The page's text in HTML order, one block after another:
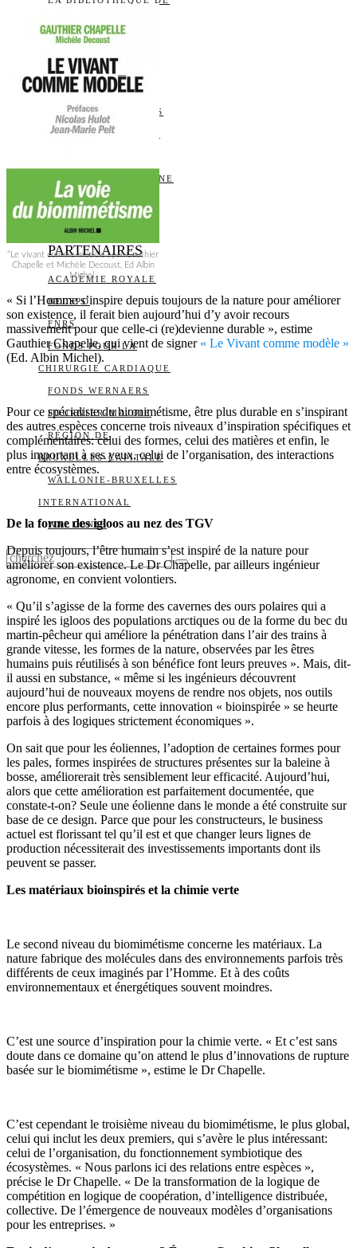
DAILY SCIENCE
CARTES BLANCHES
LES YEUX ET LES
OREILLES
LISTE DES ARTICLES
QUI SOMMES-NOUS?
ALERTE QUOTIDIENNE
NOUS CONTACTER
PARTENAIRES
ACADÉMIE ROYALE
BELSPO
FNRS
FONDS POUR LA
CHIRURGIE CARDIAQUE
FONDS WERNAERS
FOURNIER-MAJOIE
RÉGION DE
BRUXELLES-CAPITALE
WALLONIE-BRUXELLES
INTERNATIONAL
WALLONIE
“Le vivant comme modèle”, par Gauthier
Chapelle et Michèle Decoust, Ed Albin
Michel.
« Si l’Homme s’inspire depuis toujours de la nature pour améliorer
son existence, il ferait bien aujourd’hui d’y avoir recours
massivement pour que celle-ci (re)devienne durable », estime
Gauthier Chapelle, qui vient de signer « Le Vivant comme modèle »
(Ed. Albin Michel).
Pour ce spécialiste du biomimétisme, être plus durable en s’inspirant
des autres espèces concerne trois niveaux d’inspiration spécifiques et
complémentaires: celui des formes, celui des matières et enfin, le
plus important à ses yeux, celui de l’organisation, des interactions
entre écosystèmes.
De la forme des igloos au nez des TGV
Depuis toujours, l’être humain s’est inspiré de la nature pour
améliorer son existence. Le Dr Chapelle, par ailleurs ingénieur
agronome, en convient volontiers.
« Qu’il s’agisse de la forme des cavernes des ours polaires qui a
inspiré les igloos des populations arctiques ou de la forme du bec du
martin-pêcheur qui améliore la pénétration dans l’air des trains à
grande vitesse, les formes de la nature, observées par les êtres
humains puis réutilisés à son bénéfice font leurs preuves ». Mais, dit-
il aussi en substance, « même si les ingénieurs découvrent
aujourd’hui de nouveaux moyens de rendre nos objets, nos outils
encore plus performants, cette innovation « bioinspirée » se heurte
parfois à des logiques strictement économiques ».
On sait que pour les éoliennes, l’adoption de certaines formes pour
les pales, formes inspirées de structures présentes sur la baleine à
bosse, améliorerait très sensiblement leur efficacité. Aujourd’hui,
alors que cette amélioration est parfaitement documentée, que
constate-t-on? Seule une éolienne dans le monde a été construite sur
base de ce design. Parce que pour les constructeurs, le business
actuel est florissant tel qu’il est et que changer leurs lignes de
production nécessiterait des investissements importants dont ils
peuvent se passer.
Les matériaux bioinspirés et la chimie verte
Le second niveau du biomimétisme concerne les matériaux. La
nature fabrique des molécules dans des environnements parfois très
différents de ceux imaginés par l’Homme. Et à des coûts
environnementaux et énergétiques souvent moindres.
C’est une source d’inspiration pour la chimie verte. « Et c’est sans
doute dans ce domaine qu’on attend le plus d’innovations de rupture
basée sur le biomimétisme », estime le Dr Chapelle.
C’est cependant le troisième niveau du biomimétisme, le plus global,
celui qui inclut les deux premiers, qui s’avère le plus intéressant:
celui de l’organisation, du fonctionnement symbiotique des
écosystèmes. « Nous parlons ici des relations entre espèces »,
précise le Dr Chapelle. « De la transformation de la logique de
compétition en logique de coopération, d’intelligence distribuée,
collective. De l’émergence de nouveaux modèles d’organisations
pour les entreprises. »